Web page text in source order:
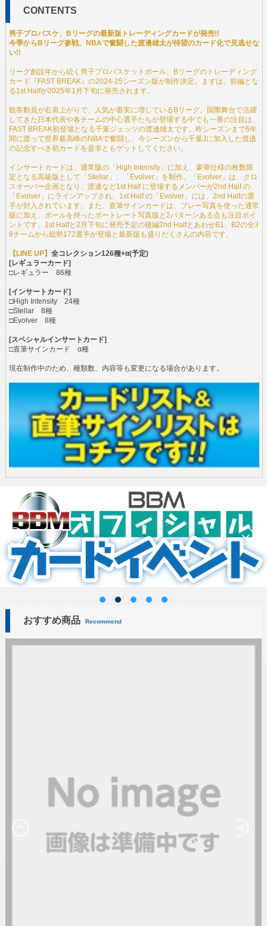
CONTENTS
男子プロバスケ、Bリーグの最新版トレーディングカードが発売!!
今季からBリーグ参戦、NBAで奮闘した渡邊雄太が待望のカード化で見逃せな
い!!
リーグ創設年から続く男子プロバスケットボール、Bリーグのトレーディング
カード『FAST BREAK』の2024-25シーズン版が制作決定。まずは、前編とな
る1st Halfが2025年1月下旬に発売されます。
観客動員が右肩上がりで、人気が着実に増しているBリーグ。国際舞台で活躍
してきた日本代表や各チームの中心選手たちが登場する中でも一番の注目は、
FAST BREAK初登場となる千葉ジェッツの渡邊雄太です。昨シーズンまで6年
間に渡って世界最高峰のNBAで奮闘し、今シーズンから千葉Jに加入した渡邊
の記念すべき初カードを是非ともゲットしてください。
インサートカードは、通常版の「High Intensity」に加え、豪華仕様の枚数限
定となる高級版として「Stellar」、「Evolver」を制作。「Evolver」は、クロ
スオーバー企画となり、渡邊など1st Half に登場するメンバーが2nd Half の
「Evolver」にラインアップされ、1st Half の「Evolver」には、2nd Halfの選
手が封入されています。また、直筆サインカードは、プレー写真を使った通常
版に加え、ボールを持ったポートレート写真版と2パターンある点も注目ポイ
ントです。1st Halfと2月下旬に発売予定の後編2nd HalfとあわせB1、B2の全3
8チームから総勢172選手が登場と最新版も盛りだくさんの内容です。
【LINE UP】 全コレクション126種+α(予定)
[レギュラーカード]
□レギュラー 86種
[インサートカード]
□High Intensity 24種
□Stellar 8種
□Evolver 8種
[スペシャルインサートカード]
□直筆サインカード α種
現在制作中のため、種類数、内容等も変更になる場合があります。
おすすめ商品 Recommend